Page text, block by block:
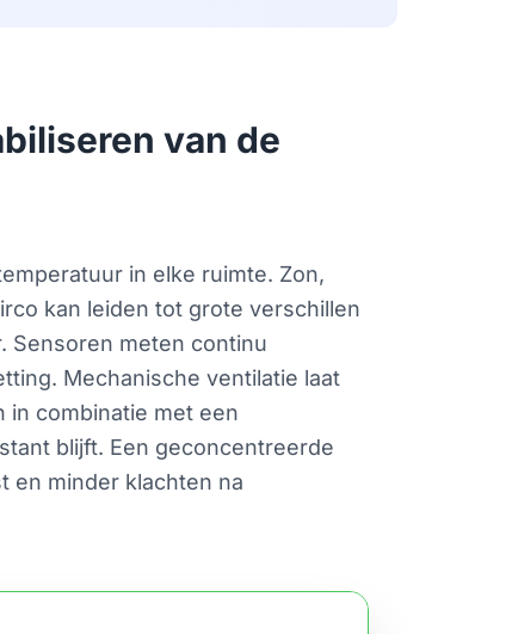
van de
in elke ruimte. Zon,
kan leiden tot grote verschillen
Sensoren meten continu
Mechanische ventilatie laat
in combinatie met een
blijft. Een geconcentreerde
en minder klachten na